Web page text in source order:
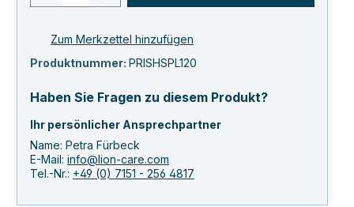
Zum Merkzettel hinzufügen
Produktnummer: PRISHSPL120
Haben Sie Fragen zu diesem Produkt?
Ihr persönlicher Ansprechpartner
Name: Petra Fürbeck
E-Mail: info@lion-care.com
Tel.-Nr.: +49 (0) 7151 - 256 4817